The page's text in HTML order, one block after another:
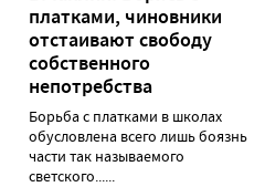
платками, чиновники
отстаивают свободу
собственного
непотребства
Борьба с платками в школах
обусловлена всего лишь боязнь
части так называемого
светского......